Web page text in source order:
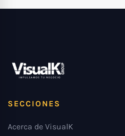
SECCIONES
Acerca de VisualK